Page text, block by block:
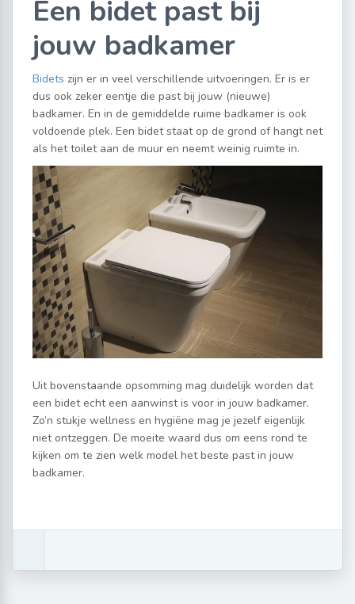
Een bidet past bij
jouw badkamer
Bidets zijn er in veel verschillende uitvoeringen. Er is er
dus ook zeker eentje die past bij jouw (nieuwe)
badkamer. En in de gemiddelde ruime badkamer is ook
voldoende plek. Een bidet staat op de grond of hangt net
als het toilet aan de muur en neemt weinig ruimte in.
Uit bovenstaande opsomming mag duidelijk worden dat
een bidet echt een aanwinst is voor in jouw badkamer.
Zo’n stukje wellness en hygiëne mag je jezelf eigenlijk
niet ontzeggen. De moeite waard dus om eens rond te
kijken om te zien welk model het beste past in jouw
badkamer.